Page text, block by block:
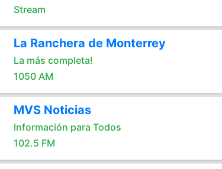
Stream
La Ranchera de Monterrey
La más completa!
1050 AM
MVS Noticias
Información para Todos
102.5 FM